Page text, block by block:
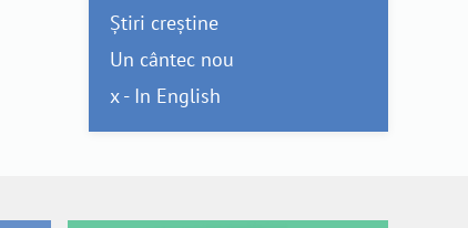
Știri creștine
Un cântec nou
x - In English